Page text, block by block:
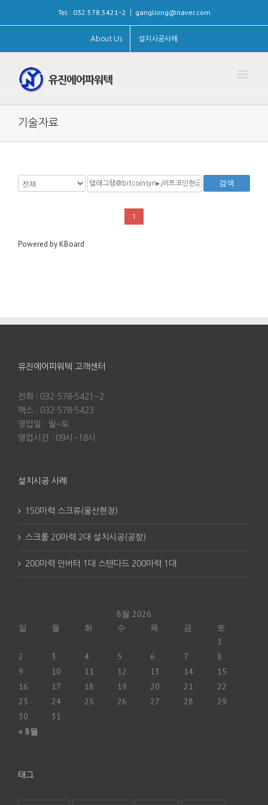
Tel : 032.578.5421~2 gangliong@naver.com
About Us 설치시공사례
기술자료
검색
1
Powered by KBoard
유진에어파워텍 고객센터
전화 : 032-578-5421~2
팩스 : 032-578-5423
영업일 : 월~토
영업시간 : 09시~18시
설치시공 사례
150마력 스크류(울산현장)
스크롤 20마력 2대 설치시공(공항)
200마력 인버터 1대 스텐다드 200마력 1대
8월 2026
일 월 화 수 목 금 토
« 8월
1
2
3 4 5 6 7
8
9
10 11 12 13 14
15
16
17 18 19 20 21
22
23
24 25 26 27 28
29
30
31
태그